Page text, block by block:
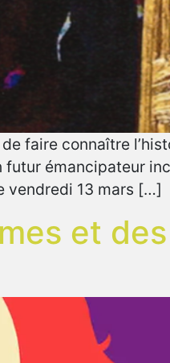
faire connaître
émancipateur
vendredi 13 mars […]
et des